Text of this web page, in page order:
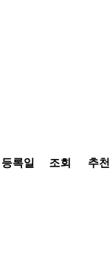
등록일 조회 추천